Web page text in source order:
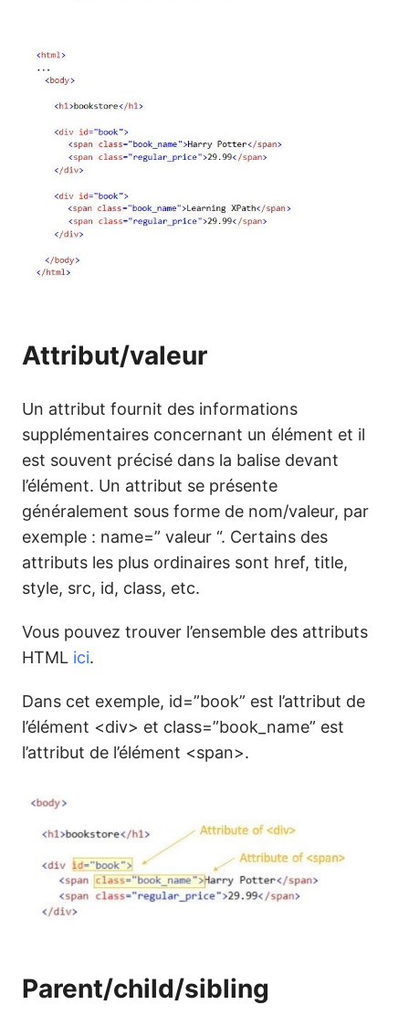
Attribut/valeur
Un attribut fournit des informations
supplémentaires concernant un élément et il
est souvent précisé dans la balise devant
l’élément. Un attribut se présente
généralement sous forme de nom/valeur, par
exemple : name=” valeur “. Certains des
attributs les plus ordinaires sont href, title,
style, src, id, class, etc.
Vous pouvez trouver l’ensemble des attributs
HTML ici.
Dans cet exemple, id=”book” est l’attribut de
l’élément <div> et class=”book_name” est
l’attribut de l’élément <span>.
Parent/child/sibling